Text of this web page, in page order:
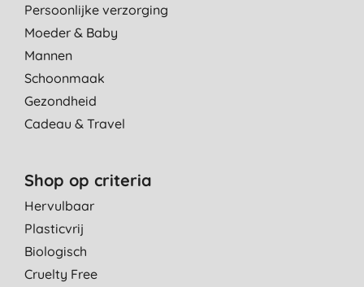
Persoonlijke verzorging
Moeder & Baby
Mannen
Schoonmaak
Gezondheid
Cadeau & Travel
Shop op criteria
Hervulbaar
Plasticvrij
Biologisch
Cruelty Free